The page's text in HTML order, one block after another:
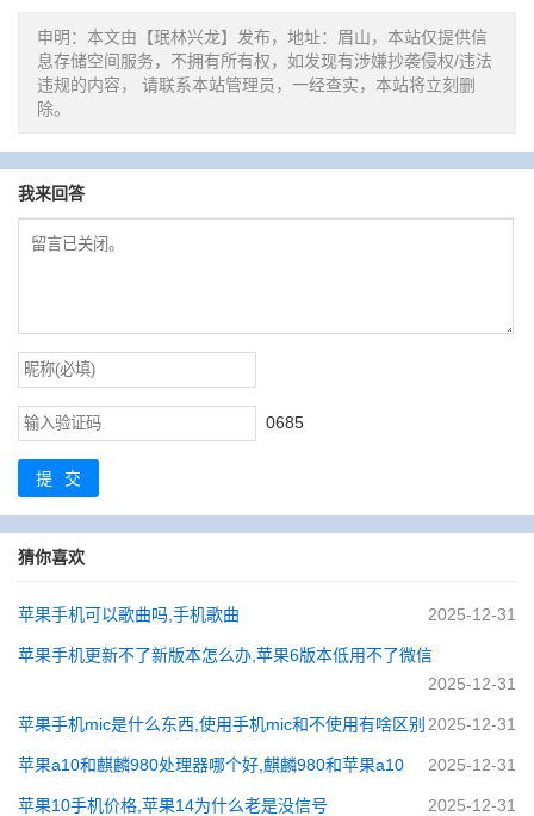
申明：本文由【珉林兴龙】发布，地址：眉山，本站仅提供信
息存储空间服务，不拥有所有权，如发现有涉嫌抄袭侵权/违法
违规的内容， 请联系本站管理员，一经查实，本站将立刻删
除。
我来回答
0685
提交
猜你喜欢
苹果手机可以歌曲吗,手机歌曲 2025-12-31
苹果手机更新不了新版本怎么办,苹果6版本低用不了微信
2025-12-31
苹果手机mic是什么东西,使用手机mic和不使用有啥区别 2025-12-31
苹果a10和麒麟980处理器哪个好,麒麟980和苹果a10 2025-12-31
苹果10手机价格,苹果14为什么老是没信号 2025-12-31